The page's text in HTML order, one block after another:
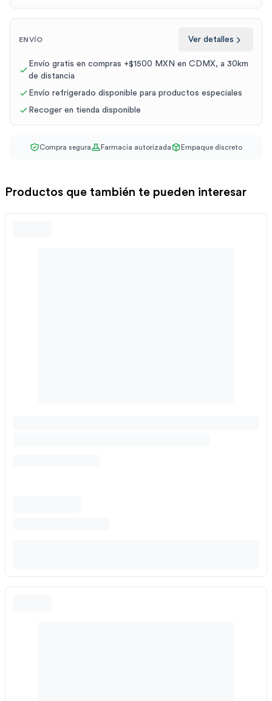
ENVÍO Ver detalles
Envío gratis en compras +$1500 MXN en CDMX, a 30km
de distancia
Envío refrigerado disponible para productos especiales
Recoger en tienda disponible
Compra segura Farmacia autorizada Empaque discreto
Productos que también te pueden interesar